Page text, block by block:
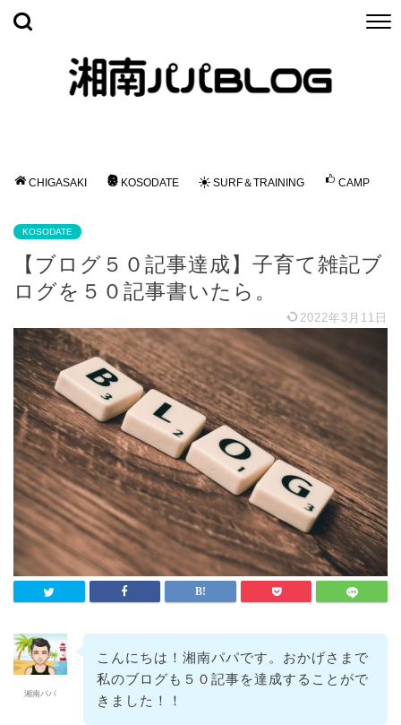
CHIGASAKI KOSODATE SURF＆TRAINING CAMP
KOSODATE
【ブログ５０記事達成】子育て雑記ブ
ログを５０記事書いたら。
2022年3月11日
湘南パパ
こんにちは！湘南パパです。おかげさまで
私のブログも５０記事を達成することがで
きました！！